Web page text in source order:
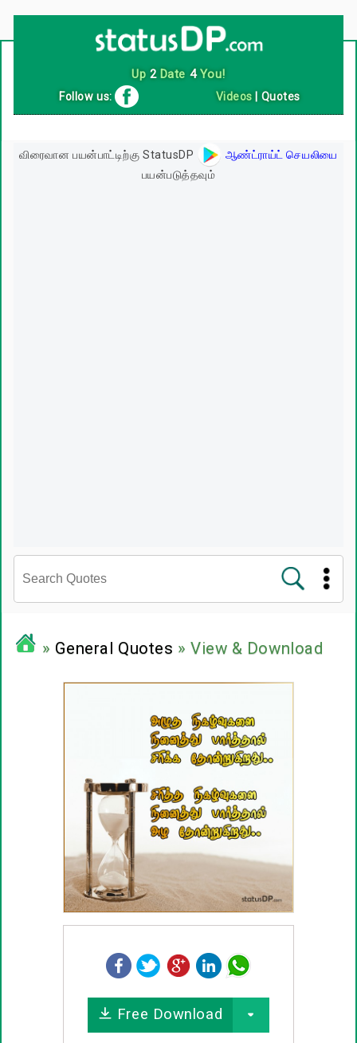
Follow us: Videos Quotes
விரைவான பயன்பாட்டிற்கு StatusDP
ஆண்ட்ராய்ட் செயலியை
பயன்படுத்தவும்
ஊக்கம் / உத்வேக பொன்மொழிகள்
காதல் பொன்மொழிகள்
மகிழ்ச்சி பொன்மொழிகள்
பொதுவான பொன்மொழிகள்
கடவுள் பொன்மொழிகள்
» General Quotes » View & Download
Free Download